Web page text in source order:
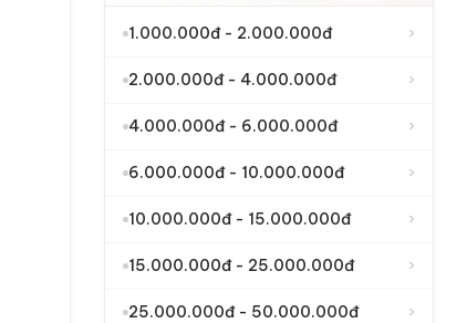
1.000.000đ - 2.000.000đ ›
2.000.000đ - 4.000.000đ ›
4.000.000đ - 6.000.000đ ›
6.000.000đ - 10.000.000đ ›
10.000.000đ - 15.000.000đ ›
15.000.000đ - 25.000.000đ ›
25.000.000đ - 50.000.000đ ›